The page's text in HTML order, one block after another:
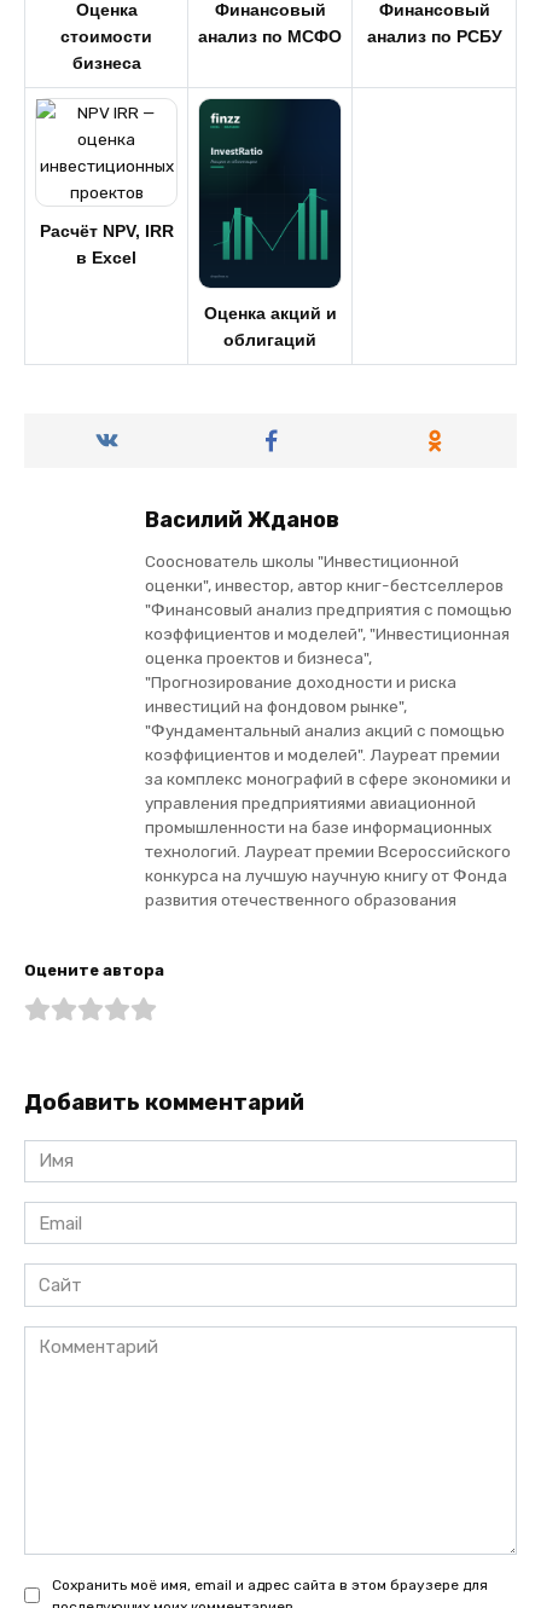
Оценка
стоимости
бизнеса
Финансовый
анализ по МСФО
Финансовый
анализ по РСБУ
Расчёт NPV, IRR
в Excel
Оценка акций и
облигаций
Василий Жданов
Сооснователь школы "Инвестиционной
оценки", инвестор, автор книг-бестселлеров
"Финансовый анализ предприятия с помощью
коэффициентов и моделей", "Инвестиционная
оценка проектов и бизнеса",
"Прогнозирование доходности и риска
инвестиций на фондовом рынке",
"Фундаментальный анализ акций с помощью
коэффициентов и моделей". Лауреат премии
за комплекс монографий в сфере экономики и
управления предприятиями авиационной
промышленности на базе информационных
технологий. Лауреат премии Всероссийского
конкурса на лучшую научную книгу от Фонда
развития отечественного образования
Оцените автора
Добавить комментарий
Имя
*
Email
*
Сайт
Комментарий
Сохранить моё имя, email и адрес сайта в этом браузере для